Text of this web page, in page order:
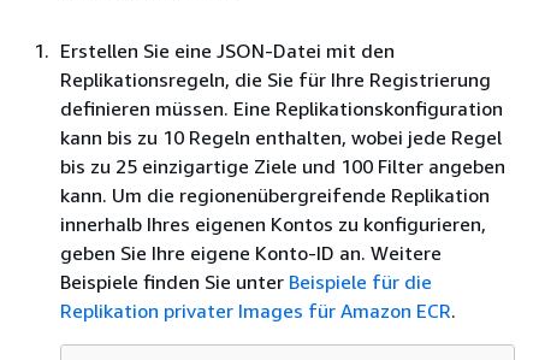
Erstellen Sie eine JSON-Datei mit den
Replikationsregeln, die Sie für Ihre Registrierung
definieren müssen. Eine Replikationskonfiguration
kann bis zu 10 Regeln enthalten, wobei jede Regel
bis zu 25 einzigartige Ziele und 100 Filter angeben
kann. Um die regionenübergreifende Replikation
innerhalb Ihres eigenen Kontos zu konfigurieren,
geben Sie Ihre eigene Konto-ID an. Weitere
Beispiele finden Sie unter Beispiele für die
Replikation privater Images für Amazon ECR.